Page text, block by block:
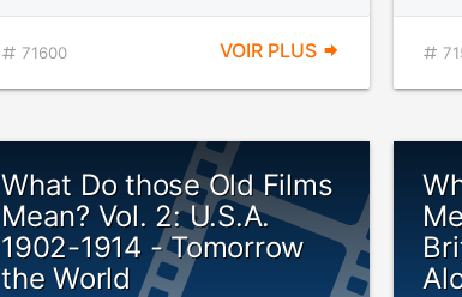
71600 VOIR PLUS
What Do those Old Films
Mean? Vol. 2: U.S.A.
1902-1914 - Tomorrow
the World